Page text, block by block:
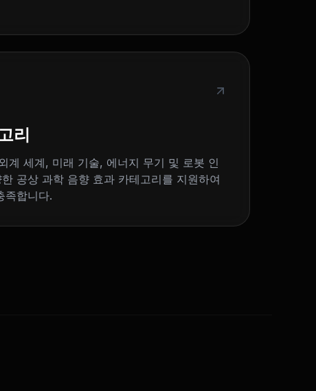
리
계 세계, 미래 기술, 에너지 무기 및 로봇 인
공상 과학 음향 효과 카테고리를 지원하여
족합니다.